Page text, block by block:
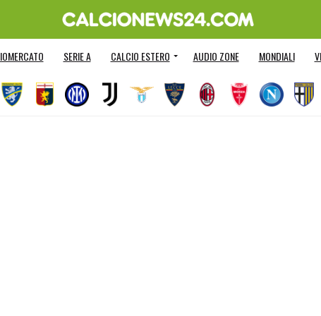
SERIE A CALCIO ESTERO AUDIO ZONE MONDIALI